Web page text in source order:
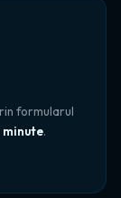
formularul
minute.